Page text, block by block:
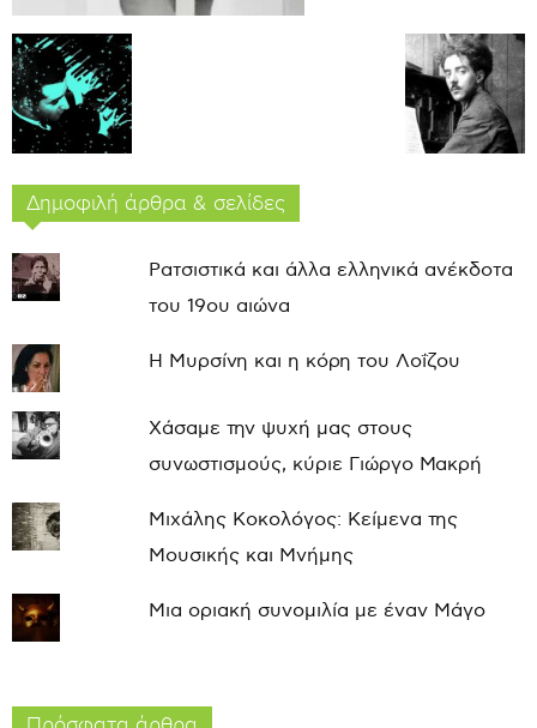
Δημοφιλή άρθρα & σελίδες
Ρατσιστικά και άλλα ελληνικά ανέκδοτα
του 19ου αιώνα
Η Μυρσίνη και η κόρη του Λοΐζου
Χάσαμε την ψυχή μας στους
συνωστισμούς, κύριε Γιώργο Μακρή
Μιχάλης Κοκολόγος: Κείμενα της
Μουσικής και Μνήμης
Μια οριακή συνομιλία με έναν Μάγο